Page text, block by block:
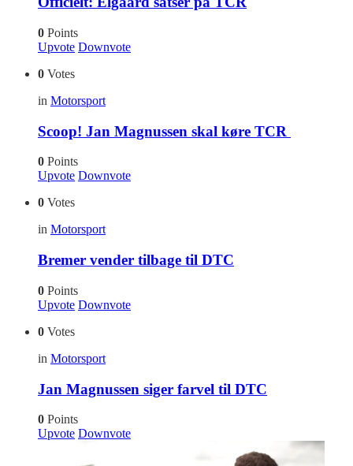
0 Points
Upvote Downvote
0 Votes
in Motorsport
Scoop! Jan Magnussen skal køre TCR
0 Points
Upvote Downvote
0 Votes
in Motorsport
Bremer vender tilbage til DTC
0 Points
Upvote Downvote
0 Votes
in Motorsport
Jan Magnussen siger farvel til DTC
0 Points
Upvote Downvote